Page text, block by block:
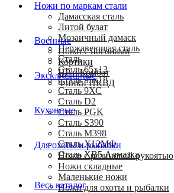
Ножи по маркам стали
Дамасская сталь
Литой булат
Мозаичный дамаск
Нержавеющая сталь
Сталь
Сталь 65х13
Сталь 95х18
Сталь 9ХС
Сталь D2
Сталь PGK
Сталь S390
Сталь M398
Сталь Х12МФ
Сталь ХВ5 Алмазка
Военные
Ножи с погонами
Кортики
HP и Комбат
Финки НКВД
Эксклюзивные
Кухонные
Для охоты и рыбалки
Ножи с резиновой рукоятью
Ножи складные
Маленькие ножи
Ножи для охоты и рыбалки
Весь каталог